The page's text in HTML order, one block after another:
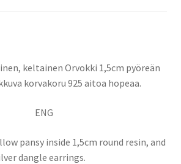
keltainen Orvokki 1,5cm pyöreän
korvakoru 925 aitoa hopeaa.
ENG
pansy inside 1,5cm round resin, and
dangle earrings.